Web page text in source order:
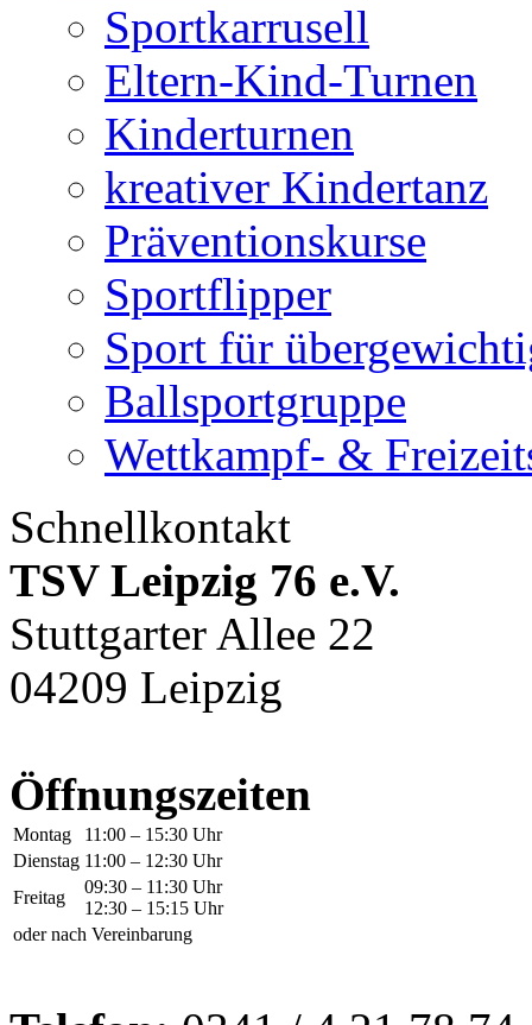
Sportkarrusell
Eltern-Kind-Turnen
Kinderturnen
kreativer Kindertanz
Präventionskurse
Sportflipper
Sport für
Ballsportgruppe
Wettkampf- &
Schnellkontakt
TSV Leipzig 76 e.V.
Stuttgarter Allee 22
04209 Leipzig
Öffnungszeiten
Montag
11:00 – 15:30 Uhr
Dienstag 11:00 – 12:30 Uhr
Freitag
09:30 – 11:30 Uhr
12:30 – 15:15 Uhr
oder nach Vereinbarung